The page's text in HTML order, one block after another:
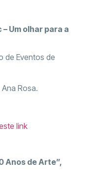
Um olhar para a
de Eventos de
Rosa.
link
Anos de Arte”,